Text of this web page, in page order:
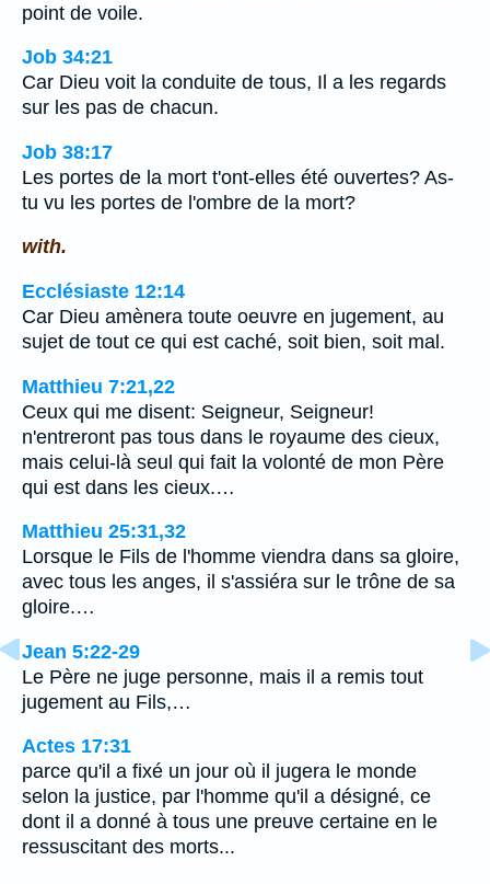
point de voile.
Job 34:21
Car Dieu voit la conduite de tous, Il a les regards
sur les pas de chacun.
Job 38:17
Les portes de la mort t'ont-elles été ouvertes? As-
tu vu les portes de l'ombre de la mort?
with.
Ecclésiaste 12:14
Car Dieu amènera toute oeuvre en jugement, au
sujet de tout ce qui est caché, soit bien, soit mal.
Matthieu 7:21,22
Ceux qui me disent: Seigneur, Seigneur!
n'entreront pas tous dans le royaume des cieux,
mais celui-là seul qui fait la volonté de mon Père
qui est dans les cieux.…
Matthieu 25:31,32
Lorsque le Fils de l'homme viendra dans sa gloire,
avec tous les anges, il s'assiéra sur le trône de sa
gloire.…
Jean 5:22-29
Le Père ne juge personne, mais il a remis tout
jugement au Fils,…
Actes 17:31
parce qu'il a fixé un jour où il jugera le monde
selon la justice, par l'homme qu'il a désigné, ce
dont il a donné à tous une preuve certaine en le
ressuscitant des morts...